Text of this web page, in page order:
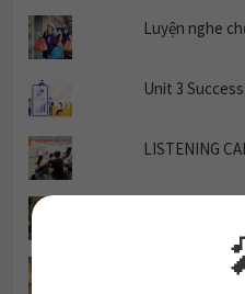
Luyện nghe
Unit 3
LISTENING
Luyện nghe
Các bạn phát âm tiếng Anh